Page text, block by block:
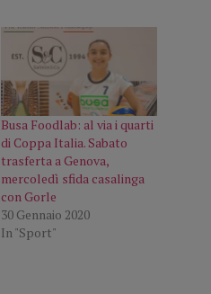
Busa Foodlab: al via i quarti
di Coppa Italia. Sabato
trasferta a Genova,
mercoledì sfida casalinga
con Gorle
30 Gennaio 2020
In "Sport"